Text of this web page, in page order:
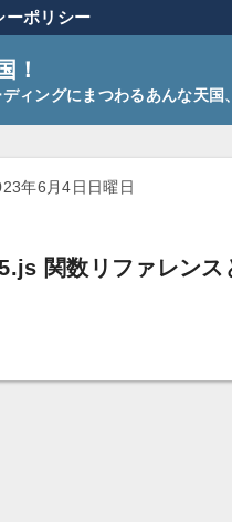
ーポリシー
！
ィングにまつわるあんな天国
年6月4日日曜日
関数リファレン